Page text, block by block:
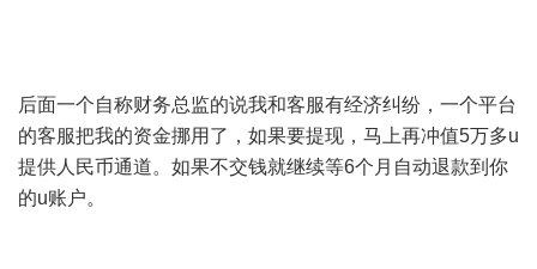
后面一个自称财务总监的说我和客服有经济纠纷，一个平台
的客服把我的资金挪用了，如果要提现，马上再冲值5万多u
提供人民币通道。如果不交钱就继续等6个月自动退款到你
的u账户。